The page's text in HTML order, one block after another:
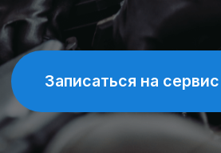
Спецпредложения на
техническое обслуживание
Infiniti QX70